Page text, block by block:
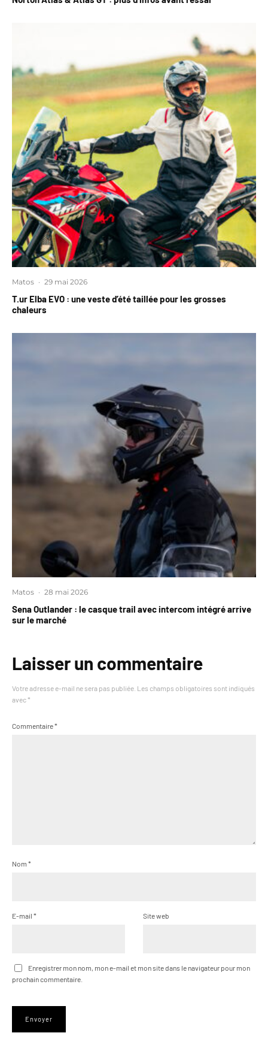
Matos · 29 mai 2026
T.ur Elba EVO : une veste d’été taillée pour les grosses
chaleurs
Matos · 28 mai 2026
Sena Outlander : le casque trail avec intercom intégré arrive
sur le marché
Laisser un commentaire
Votre adresse e-mail ne sera pas publiée. Les champs obligatoires sont indiqués
avec *
Commentaire*
Nom *
E-mail * Site web
Enregistrer mon nom, mon e-mail et mon site dans le navigateur pour mon
prochain commentaire.